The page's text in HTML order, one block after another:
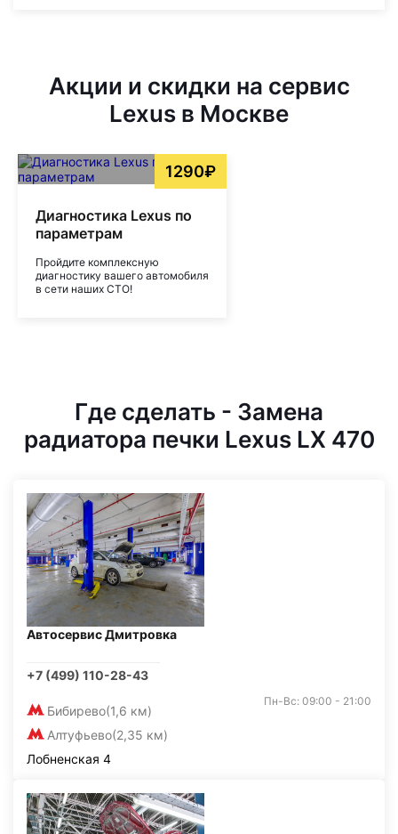
Акции и скидки на сервис
Lexus в Москве
1290₽
Диагностика Lexus по
параметрам
Пройдите комплексную
диагностику вашего автомобиля
в сети наших СТО!
Где сделать - Замена
радиатора печки Lexus LX 470
Автосервис Дмитровка
+7 (499) 110-28-43
Бибирево(1,6 км)
Алтуфьево(2,35 км)
Пн-Вс: 09:00 - 21:00
Лобненская 4